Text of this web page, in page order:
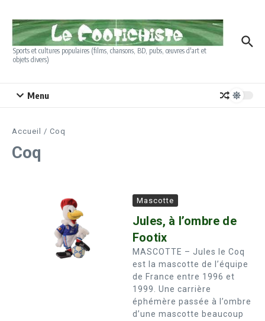
Sports et cultures populaires (films, chansons, BD, pubs, œuvres d'art et
objets divers)
Menu
Accueil / Coq
Coq
Mascotte
Jules, à l’ombre de
Footix
MASCOTTE – Jules le Coq
est la mascotte de l’équipe
de France entre 1996 et
1999. Une carrière
éphémère passée à l’ombre
d’une mascotte beaucoup